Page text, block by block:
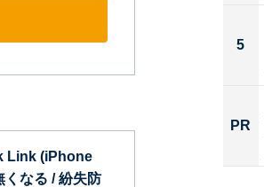
Link (iPhone
くなる / 紛失防
5
PR